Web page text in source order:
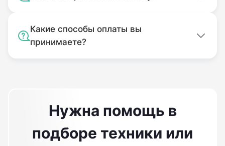
Какие способы оплаты вы
принимаете?
Нужна помощь в
подборе техники или